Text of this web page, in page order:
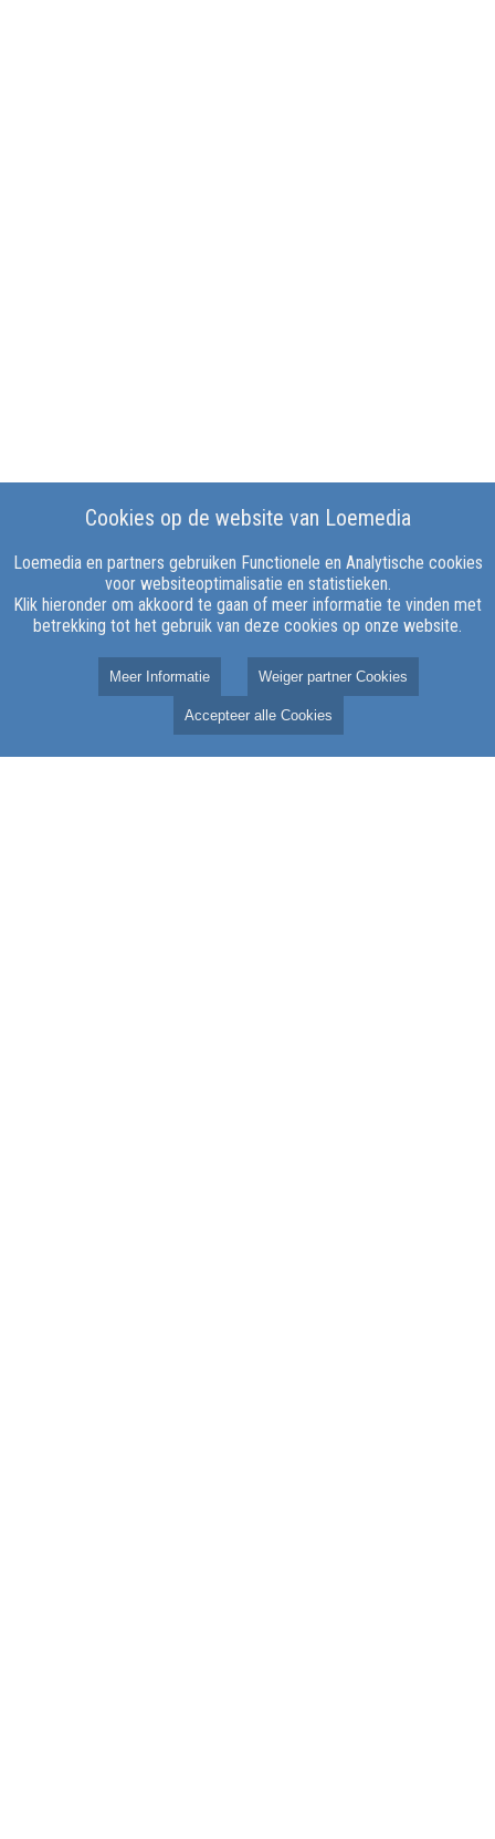
Cookies op de website van Loemedia
Loemedia en partners gebruiken Functionele en Analytische cookies
voor websiteoptimalisatie en statistieken.
Klik hieronder om akkoord te gaan of meer informatie te vinden met
betrekking tot het gebruik van deze cookies op onze website.
Meer Informatie Weiger partner Cookies
Accepteer alle Cookies